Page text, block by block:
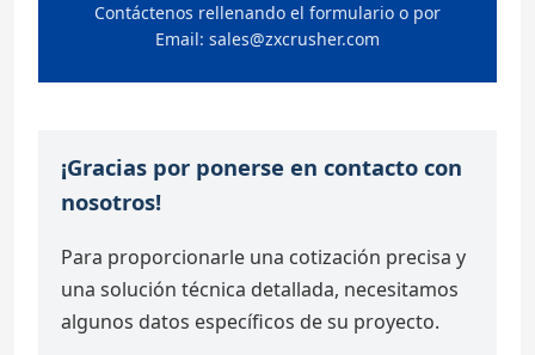
Contáctenos rellenando el formulario o por
Email: sales@zxcrusher.com
¡Gracias por ponerse en contacto con
nosotros!
Para proporcionarle una cotización precisa y
una solución técnica detallada, necesitamos
algunos datos específicos de su proyecto.